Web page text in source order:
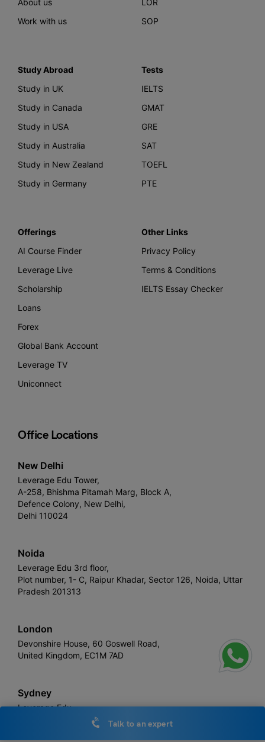
Work with us
SOP
Study Abroad
Study in UK
Study in Canada
Study in USA
Study in Australia
Study in New Zealand
Study in Germany
Tests
IELTS
GMAT
GRE
SAT
TOEFL
PTE
Offerings
AI Course Finder
Leverage Live
Scholarship
Loans
Forex
Global Bank Account
Leverage TV
Uniconnect
Other Links
Privacy Policy
Terms & Conditions
IELTS Essay Checker
Office Locations
New Delhi
Leverage Edu Tower,
A-258, Bhishma Pitamah Marg, Block A,
Defence Colony, New Delhi,
Delhi 110024
Noida
Leverage Edu 3rd floor,
Plot number, 1- C, Raipur Khadar, Sector 126, Noida, Uttar
Pradesh 201313
London
Devonshire House, 60 Goswell Road,
United Kingdom, EC1M 7AD
Sydney
Leverage Edu
Freshwater, Sydney, NSW 2096,Talk to an expert